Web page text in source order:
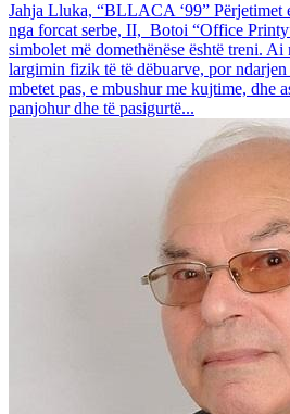
Jahja Lluka, “BLLACA ‘99” Përjetimet
nga forcat serbe, II, Botoi “Office
simbolet më domethënëse është treni.
largimin fizik të të dëbuarve, por ndarjen
mbetet pas, e mbushur me kujtime, dhe
panjohur dhe të pasigurtë...